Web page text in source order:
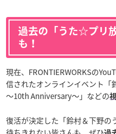
過去の「うた☆プリ
も！
現在、FRONTIERWORKSの
信されたオンラインイベント
～10th Anniversary～」などの
復活が決定した「鈴村＆下野